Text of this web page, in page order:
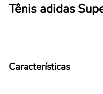
Tênis adidas
Características